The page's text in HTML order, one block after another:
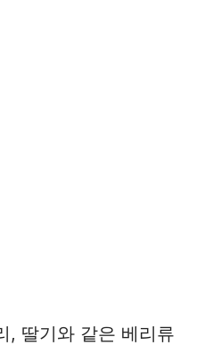
, 딸기와 같은 베리류